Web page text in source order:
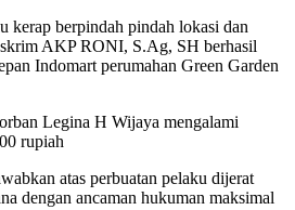
kerap berpindah pindah lokasi dan
AKP RONI, S.Ag, SH berhasil
Indomart perumahan Green Garden
Legina H Wijaya mengalami
rupiah
atas perbuatan pelaku dijerat
dengan ancaman hukuman maksimal